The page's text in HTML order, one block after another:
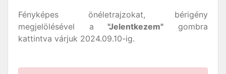
Fényképes önéletrajzokat, bérigény
megjelölésével a "Jelentkezem" gombra
kattintva várjuk 2024.09.10-ig.